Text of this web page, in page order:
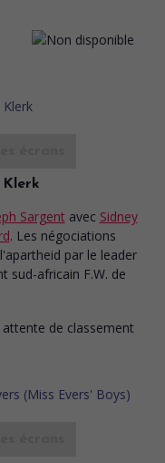
Klerk
Sargent avec Sidney
. Les négociations
par le leader
sud-africain F.W. de